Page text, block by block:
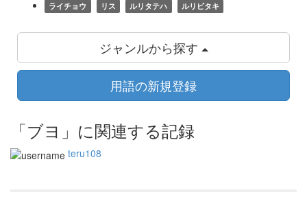
ライチョウ
リス ルリタテハ ルリビタキ
ジャンルから探す
用語の新規登録
「ブヨ」に関連する記録
teru108